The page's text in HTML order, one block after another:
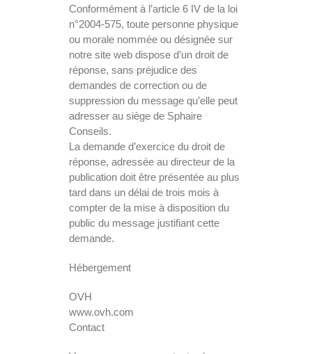
Conformément à l’article 6 IV de la loi
n°2004-575, toute personne physique
ou morale nommée ou désignée sur
notre site web dispose d’un droit de
réponse, sans préjudice des
demandes de correction ou de
suppression du message qu’elle peut
adresser au siège de Sphaire
Conseils.
La demande d’exercice du droit de
réponse, adressée au directeur de la
publication doit être présentée au plus
tard dans un délai de trois mois à
compter de la mise à disposition du
public du message justifiant cette
demande.
Hébergement
OVH
www.ovh.com
Contact